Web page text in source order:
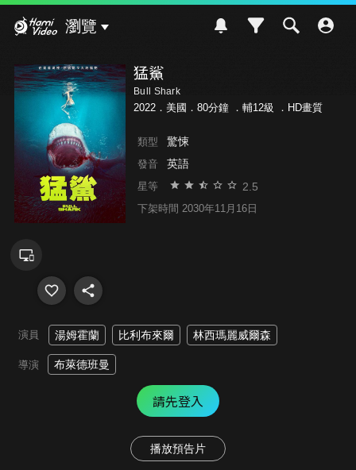
瀏覽
猛鯊
Bull Shark
2022．美國．80分鐘 ． 輔12級 ．HD畫質
類型 驚悚
發音 英語
星等 2.5
下架時間 2030年11月16日
演員 湯姆霍蘭 比利布來爾 林西瑪麗威爾森
導演 布萊德班曼
請先登入
播放預告片